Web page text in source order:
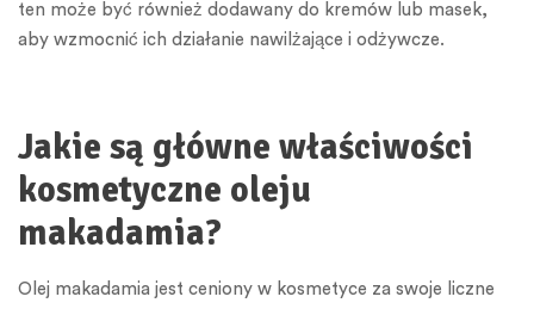
ten może być również dodawany do kremów lub masek,
aby wzmocnić ich działanie nawilżające i odżywcze.
Jakie są główne właściwości
kosmetyczne oleju
makadamia?
Olej makadamia jest ceniony w kosmetyce za swoje liczne